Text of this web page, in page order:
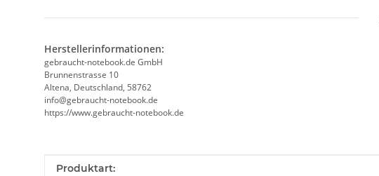
Herstellerinformationen:
gebraucht-notebook.de GmbH
Brunnenstrasse 10
Altena, Deutschland, 58762
info@gebraucht-notebook.de
https://www.gebraucht-notebook.de
Produkteigenschaft
Wert
Produktart: